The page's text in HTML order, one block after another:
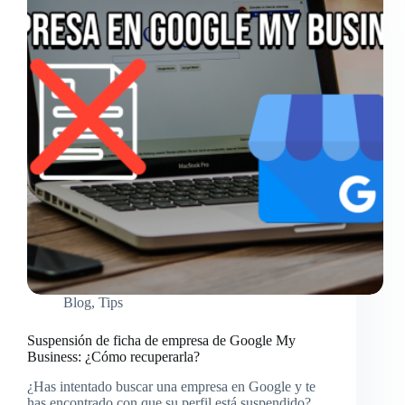
Blog, Tips
Suspensión de ficha de empresa de Google My
Business: ¿Cómo recuperarla?
¿Has intentado buscar una empresa en Google y te